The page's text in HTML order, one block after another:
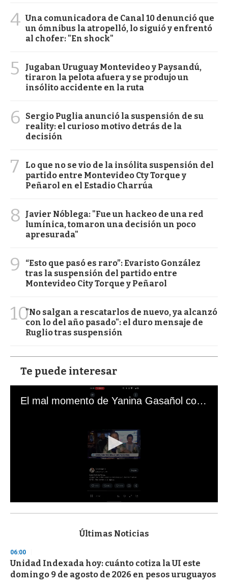
4 Una comunicadora de Canal 10 denunció que
un ómnibus la atropelló, lo siguió y enfrentó
al chofer: "En shock"
5
Jugaban Uruguay Montevideo y Paysandú,
tiraron la pelota afuera y se produjo un
insólito accidente en la ruta
6
Sergio Puglia anunció la suspensión de su
reality: el curioso motivo detrás de la
decisión
7
Lo que no se vio de la insólita suspensión del
partido entre Montevideo Cty Torque y
Peñarol en el Estadio Charrúa
8
Javier Nóblega: "Fue un hackeo de una red
lumínica, tomaron una decisión un poco
apresurada"
9
“Esto que pasó es raro”: Evaristo González
tras la suspensión del partido entre
Montevideo City Torque y Peñarol
10"No salgan a rescatarlos de nuevo, ya alcanzó
con lo del año pasado": el duro mensaje de
Ruglio tras suspensión
Te puede interesar
El mal momento de Yanina Gasañol con un hincha argentino en "Subrayado"
s
d
s
o
f
Últimas Noticias
06:00
Unidad Indexada hoy: cuánto cotiza la UI este
domingo 9 de agosto de 2026 en pesos uruguayos